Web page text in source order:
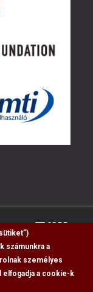
GDPR
saját
számunkra a
személyes
a cookie-k